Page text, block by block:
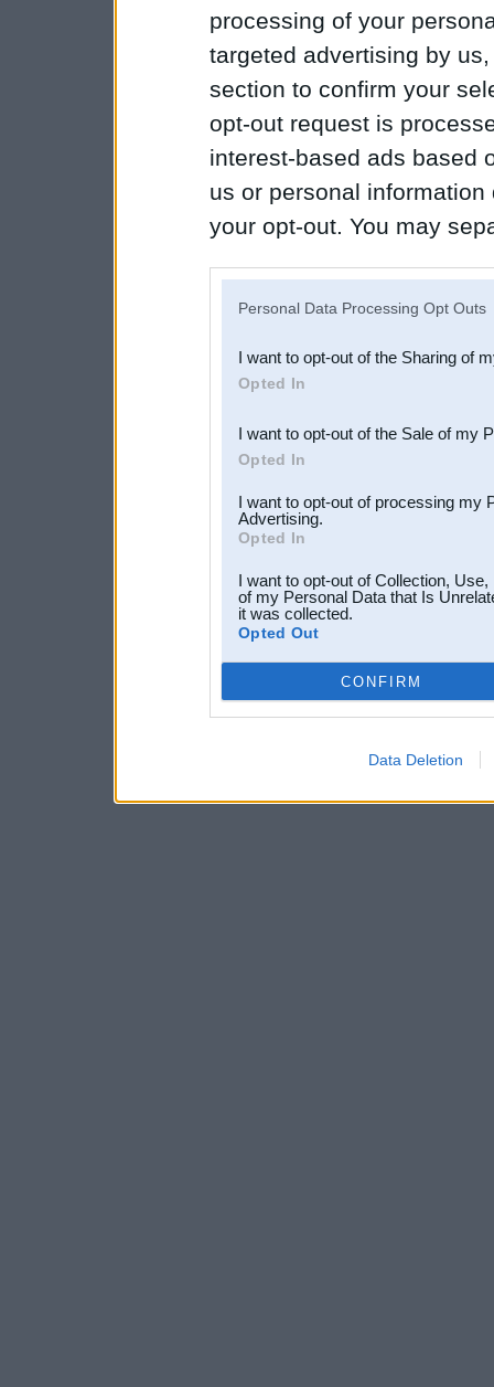
processing of your
targeted advertising by
section to confirm your
opt-out request is
interest-based ads based
us or personal
your opt-out. You may
Downstream Participants
third parties.
Personal Data Processing Opt Outs
I want to opt-out of the Sharing of
Opted In
I want to opt-out of the Sale of my
Opted In
I want to opt-out of processing my
Advertising.
Opted In
I want to opt-out of Collection,
of my Personal Data that Is
it was collected.
Opted Out
CONFIRM
Data Deletion